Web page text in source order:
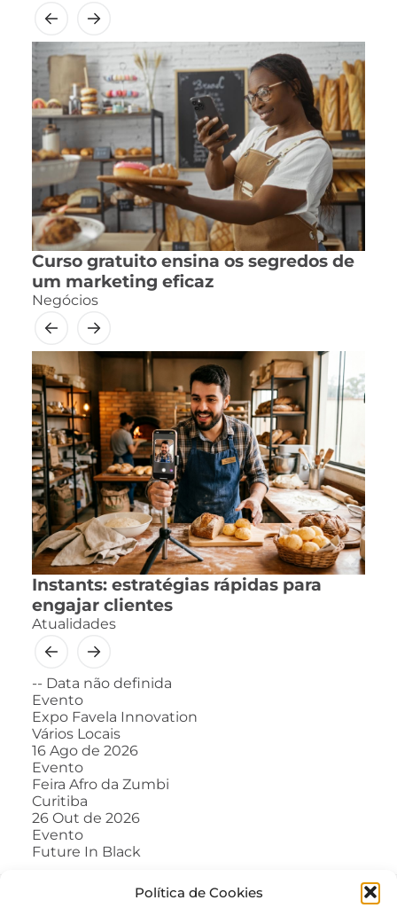
Política de Cookies
Curso gratuito ensina os segredos de
um marketing eficaz
Negócios
Instants: estratégias rápidas para
engajar clientes
Atualidades
-- Data não definida
Evento
Expo Favela Innovation
Vários Locais
16 Ago de 2026
Evento
Feira Afro da Zumbi
Curitiba
26 Out de 2026
Evento
Future In Black